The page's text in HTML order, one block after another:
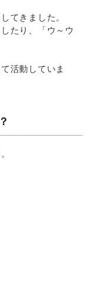
てきました。
たり、「ウ～ウ
活動していま